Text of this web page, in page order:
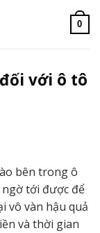
0
với ô tô
bên trong ô
tới được để
vô vàn hậu quả
và thời gian